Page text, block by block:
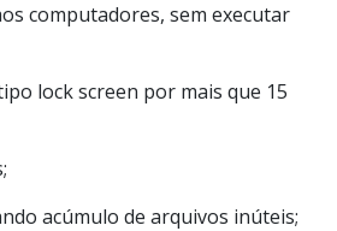
computadores, sem executar
lock screen por mais que 15
acúmulo de arquivos inúteis;